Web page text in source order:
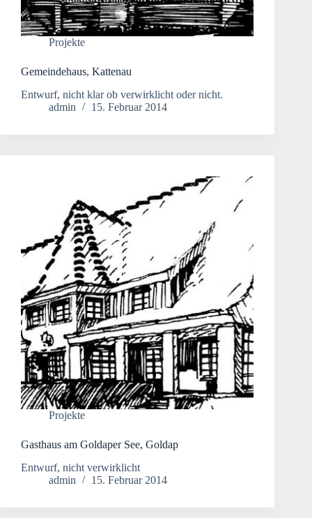
Projekte
Gemeindehaus, Kattenau
Entwurf, nicht klar ob verwirklicht oder nicht.
admin
15. Februar 2014
Projekte
Gasthaus am Goldaper See, Goldap
Entwurf, nicht verwirklicht
admin
15. Februar 2014